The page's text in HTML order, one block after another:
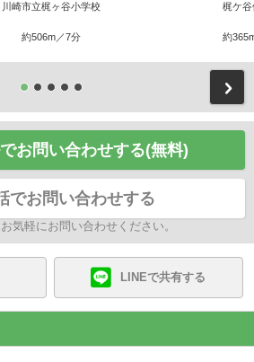
川崎市立梶ヶ谷小学校
約506m／7分
梶ケ谷
約
お問い合わせする(無料)
でお問い合わせする
気軽にお問い合わせください。
LINEで共有する